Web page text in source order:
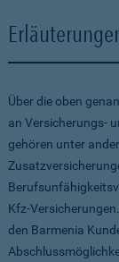
Über die oben
an Versicherungs-
gehören unter
Kfz-
den Barmenia